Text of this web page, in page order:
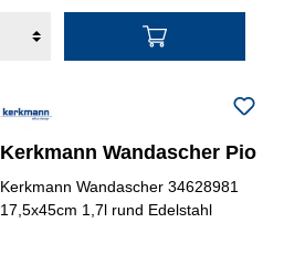
Kerkmann Wandascher Pio
Kerkmann Wandascher 34628981
17,5x45cm 1,7l rund Edelstahl